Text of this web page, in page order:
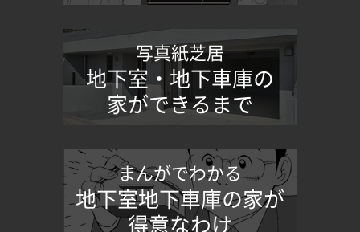
写真紙芝居
地下室・地下車庫の
家ができるまで
まんがでわかる
地下室地下車庫の家が
得意なわけ